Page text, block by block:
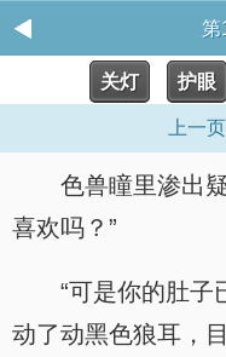
第
关灯 护眼
上一页
色兽瞳里渗出
喜欢吗？”
“可是你的肚子
动了动黑色狼耳，